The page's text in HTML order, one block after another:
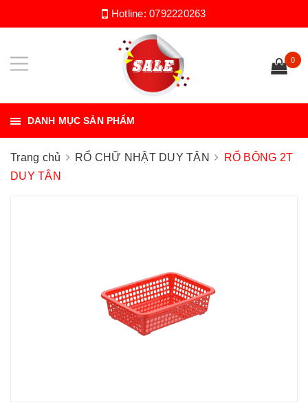
Hotline:0792220263
0
DANH MỤC SẢN PHẨM
Trang chủ RỔ CHỮ NHẬT DUY TÂN
RỔ BÔNG 2T
DUY TÂN